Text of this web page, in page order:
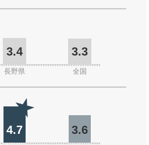
3.4 3.3
長野県 全国
4.7 3.6